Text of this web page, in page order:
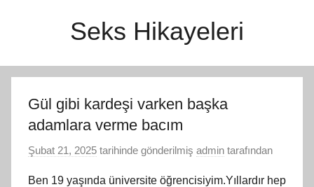
Seks Hikayeleri
Gül gibi kardeşi varken başka
adamlara verme bacım
Şubat 21, 2025 tarihinde gönderilmiş admin tarafından
Ben 19 yaşında üniversite öğrencisiyim.Yıllardır hep